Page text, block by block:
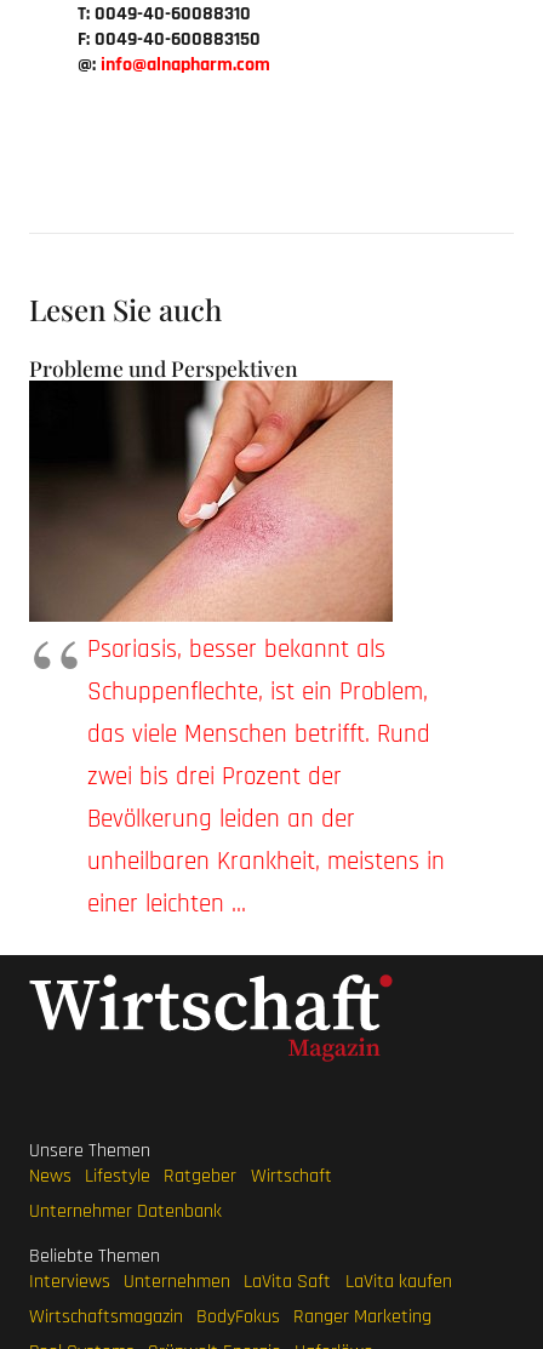
T: 0049-40-60088310
F: 0049-40-600883150
@: info alnapharm.com
Lesen Sie auch
Probleme und Perspektiven
Psoriasis, besser bekannt als
Schuppenflechte, ist ein Problem,
das viele Menschen betrifft. Rund
zwei bis drei Prozent der
Bevölkerung leiden an der
unheilbaren Krankheit, meistens in
einer leichten ...
Unsere Themen
News
Lifestyle Ratgeber Wirtschaft
Unternehmer Datenbank
Beliebte Themen
Interviews
Unternehmen LaVita Saft
LaVita kaufen
Wirtschaftsmagazin
BodyFokus
Ranger Marketing